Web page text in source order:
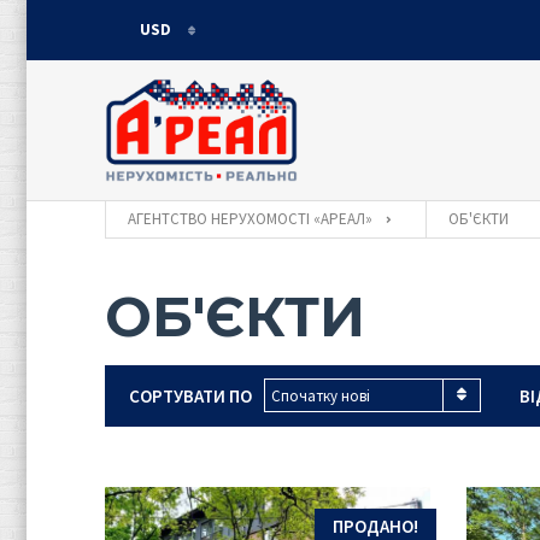
USD
UAH
АГЕНТСТВО НЕРУХОМОСТІ «АРЕАЛ» ОБ'ЄКТИ
ОБ'ЄКТИ
СОРТУВАТИ ПО Спочатку нові
ПРОДАНО!